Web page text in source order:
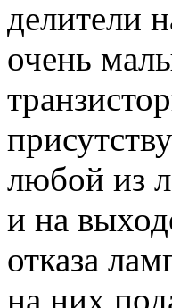
делители
очень
любой из
и на
отказа
на них